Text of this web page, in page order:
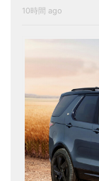
10時間 ago